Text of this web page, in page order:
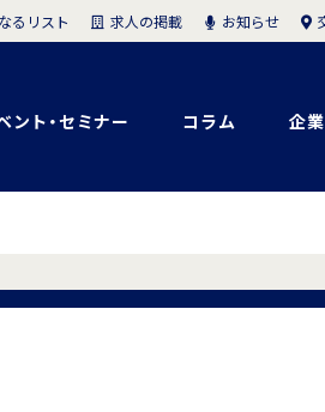
ント・セミナー コラム 企
るリスト 求人の掲載 お知らせ